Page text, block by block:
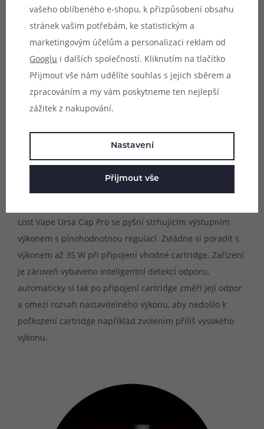
Lost Vape Ursa Cap Pro se pyšní strhujícím výstupním
výkonem s plnohodnotnou regulací. Zvládne si poradit s
výkonem až 35 W při připojení vhodné cartridge. Zařízení
je zároveň vybaveno inteligentní detekcí odporu,
automaticky si tak po připojení cartridge změří její odpor
a omezí rozsah nastavitelného výkonu, aby nedošlo k
poškození cartridge například zvolením příliš vysokého
výkonu.
vašeho oblíbeného e-shopu, k přizpůsobení obsahu
stránek vašim potřebám, ke statistickým a
marketingovým účelům a personalizaci reklam od
Googlu i dalších společností. Kliknutím na tlačítko
Přijmout vše nám udělíte souhlas s jejich sběrem a
zpracováním a my vám poskytneme ten nejlepší
zážitek z nakupování.
Nastavení
Přijmout vše